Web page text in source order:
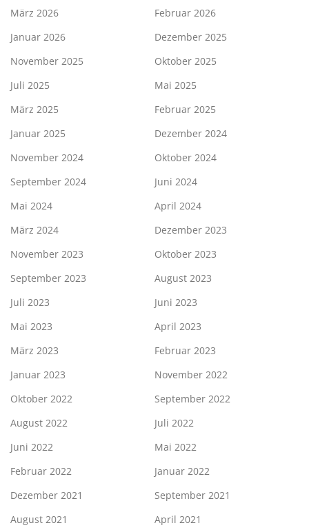
März 2026
Februar 2026
Januar 2026
Dezember 2025
November 2025
Oktober 2025
Juli 2025
Mai 2025
März 2025
Februar 2025
Januar 2025
Dezember 2024
November 2024
Oktober 2024
September 2024
Juni 2024
Mai 2024
April 2024
März 2024
Dezember 2023
November 2023
Oktober 2023
September 2023
August 2023
Juli 2023
Juni 2023
Mai 2023
April 2023
März 2023
Februar 2023
Januar 2023
November 2022
Oktober 2022
September 2022
August 2022
Juli 2022
Juni 2022
Mai 2022
Februar 2022
Januar 2022
Dezember 2021
September 2021
August 2021
April 2021